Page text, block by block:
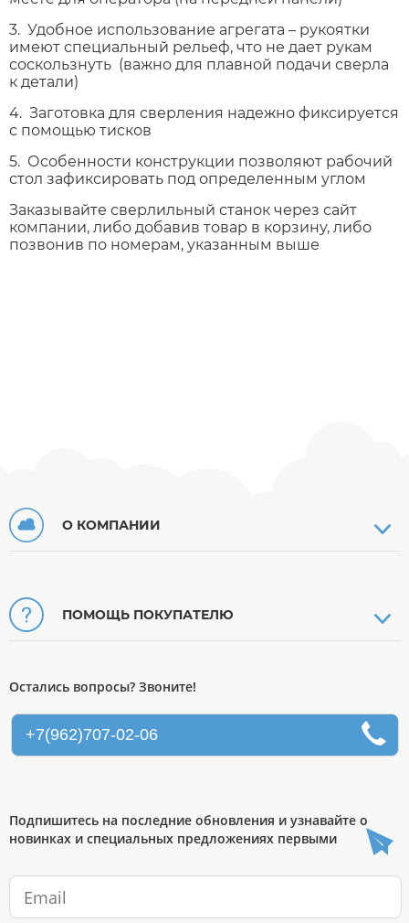
3. Удобное использование агрегата – рукоятки
имеют специальный рельеф, что не дает рукам
соскользнуть (важно для плавной подачи сверла
к детали)
4. Заготовка для сверления надежно фиксируется
с помощью тисков
5. Особенности конструкции позволяют рабочий
стол зафиксировать под определенным углом
Заказывайте сверлильный станок через сайт
компании, либо добавив товар в корзину, либо
позвонив по номерам, указанным выше
О КОМПАНИИ
ПОМОЩЬ ПОКУПАТЕЛЮ
Остались вопросы? Звоните!
+7(962)707-02-06
Подпишитесь на последние обновления и узнавайте о
новинках и специальных предложениях первыми